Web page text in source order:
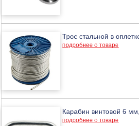
Трос стальной в
подробнее о товаре
Карабин винтовой 6
подробнее о товаре